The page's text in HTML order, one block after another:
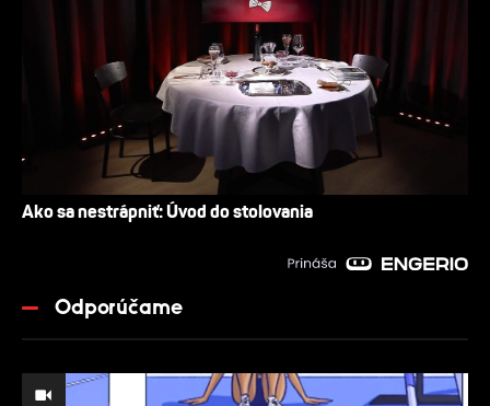
Ako sa nestrápniť: Úvod do stolovania
Odporúčame